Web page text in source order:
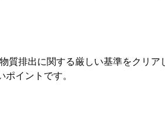
排出に関する厳しい基準をクリア
イントです。